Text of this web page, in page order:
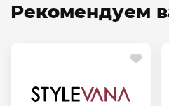
Рекомендуем